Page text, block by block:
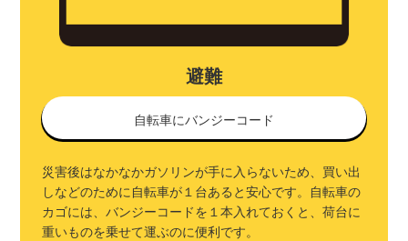
避難
自転車にバンジーコード
災害後はなかなかガソリンが手に入らないため、買い出
しなどのために自転車が１台あると安心です。自転車の
カゴには、バンジーコードを１本入れておくと、荷台に
重いものを乗せて運ぶのに便利です。